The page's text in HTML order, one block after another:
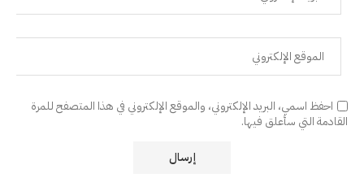
احفظ اسمي، البريد الإلكتروني، والموقع الإلكتروني في هذا المتصفح للمرة
القادمة التي سأعلق فيها.